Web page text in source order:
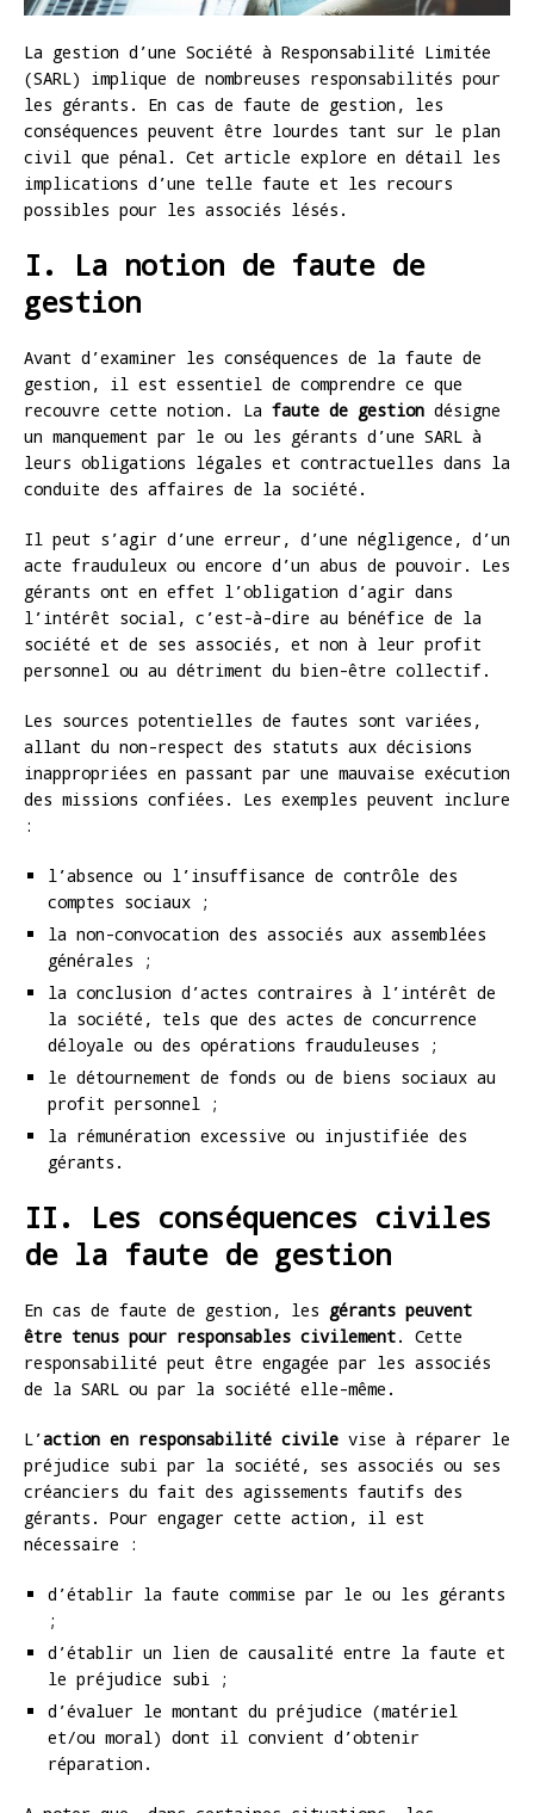
La gestion d’une Société à Responsabilité Limitée
(SARL) implique de nombreuses responsabilités pour
les gérants. En cas de faute de gestion, les
conséquences peuvent être lourdes tant sur le plan
civil que pénal. Cet article explore en détail les
implications d’une telle faute et les recours
possibles pour les associés lésés.
I. La notion de faute de
gestion
Avant d’examiner les conséquences de la faute de
gestion, il est essentiel de comprendre ce que
recouvre cette notion. La faute de gestion désigne
un manquement par le ou les gérants d’une SARL à
leurs obligations légales et contractuelles dans la
conduite des affaires de la société.
Il peut s’agir d’une erreur, d’une négligence, d’un
acte frauduleux ou encore d’un abus de pouvoir. Les
gérants ont en effet l’obligation d’agir dans
l’intérêt social, c’est-à-dire au bénéfice de la
société et de ses associés, et non à leur profit
personnel ou au détriment du bien-être collectif.
Les sources potentielles de fautes sont variées,
allant du non-respect des statuts aux décisions
inappropriées en passant par une mauvaise exécution
des missions confiées. Les exemples peuvent inclure
:
l’absence ou l’insuffisance de contrôle des
comptes sociaux ;
la non-convocation des associés aux assemblées
générales ;
la conclusion d’actes contraires à l’intérêt de
la société, tels que des actes de concurrence
déloyale ou des opérations frauduleuses ;
le détournement de fonds ou de biens sociaux au
profit personnel ;
la rémunération excessive ou injustifiée des
gérants.
II. Les conséquences civiles
de la faute de gestion
En cas de faute de gestion, les gérants peuvent
être tenus pour responsables civilement. Cette
responsabilité peut être engagée par les associés
de la SARL ou par la société elle-même.
L’action en responsabilité civile vise à réparer le
préjudice subi par la société, ses associés ou ses
créanciers du fait des agissements fautifs des
gérants. Pour engager cette action, il est
nécessaire :
d’établir la faute commise par le ou les gérants
;
d’établir un lien de causalité entre la faute et
le préjudice subi ;
d’évaluer le montant du préjudice (matériel
et/ou moral) dont il convient d’obtenir
réparation.